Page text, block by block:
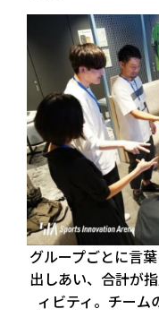
グループごとに言
出しあい、合計が
ィビティ。チーム